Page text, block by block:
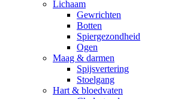
Lichaam
Gewrichten
Botten
Spiergezondheid
Ogen
Maag & darmen
Spijsvertering
Stoelgang
Hart & bloedvaten